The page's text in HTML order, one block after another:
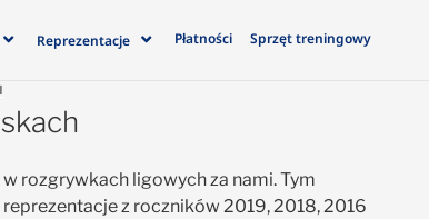
Reprezentacje Płatności Sprzęt treningowy
rozgrywkach ligowych za nami. Tym
reprezentacje z roczników 2019, 2018, 2016